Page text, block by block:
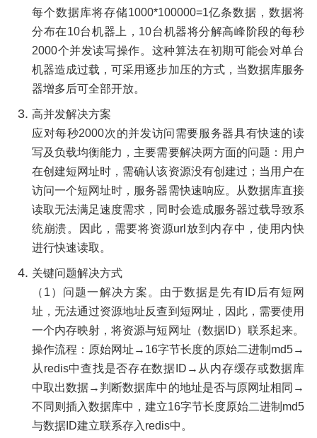
每个数据库将存储1000*100000=1亿条数据，数据将
分布在10台机器上，10台机器将分解高峰阶段的每秒
2000个并发读写操作。这种算法在初期可能会对单台
机器造成过载，可采用逐步加压的方式，当数据库服务
器增多后可全部开放。
高并发解决方案
应对每秒2000次的并发访问需要服务器具有快速的读
写及负载均衡能力，主要需要解决两方面的问题：用户
在创建短网址时，需确认该资源没有创建过；当用户在
访问一个短网址时，服务器需快速响应。从数据库直接
读取无法满足速度需求，同时会造成服务器过载导致系
统崩溃。因此，需要将资源url放到内存中，使用内快
进行快速读取。
关键问题解决方式
（1）问题一解决方案。由于数据是先有ID后有短网
址，无法通过资源地址反查到短网址，因此，需要使用
一个内存映射，将资源与短网址（数据ID）联系起来。
操作流程：原始网址→16字节长度的原始二进制md5→
从redis中查找是否存在数据ID→从内存缓存或数据库
中取出数据→判断数据库中的地址是否与原网址相同→
不同则插入数据库中，建立16字节长度原始二进制md5
与数据ID建立联系存入redis中。